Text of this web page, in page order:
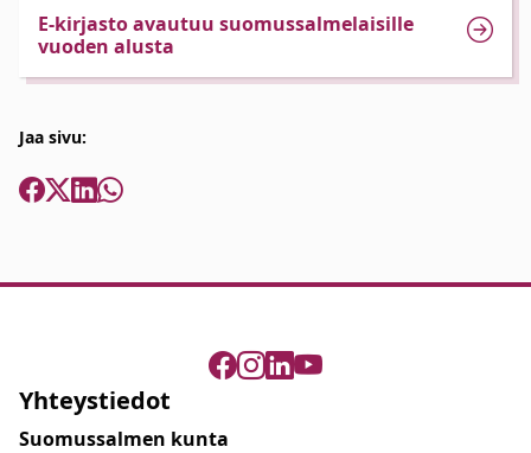
E-kirjasto avautuu suomussalmelaisille
vuoden alusta
Jaa sivu:
Yhteystiedot
Suomussalmen kunta